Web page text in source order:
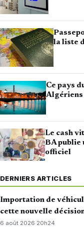
la liste
Ce pays
Algériens
Le cash
BA publie
officiel
DERNIERS ARTICLES
Importation de
cette nouvelle
6 août 2026·20h24